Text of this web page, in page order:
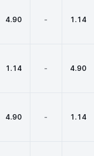
4.90 - 1.14
1.14 - 4.90
4.90 - 1.14